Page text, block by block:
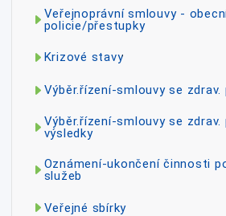
Veřejnoprávní smlouvy -
policie/přestupky
Krizové stavy
Výběr.řízení-smlouvy se zdrav.
Výběr.řízení-smlouvy se
výsledky
Oznámení-ukončení činnosti
služeb
Veřejné sbírky